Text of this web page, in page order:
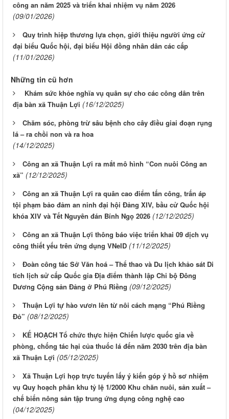
công an năm 2025 và triển khai nhiệm vụ năm 2026
(09/01/2026)
Quy trình hiệp thương lựa chọn, giới thiệu người ứng cử
đại biểu Quốc hội, đại biểu Hội đồng nhân dân các cấp
(11/01/2026)
Những tin cũ hơn
Khám sức khỏe nghĩa vụ quân sự cho các công dân trên
địa bàn xã Thuận Lợi (16/12/2025)
Chăm sóc, phòng trừ sâu bệnh cho cây điều giai đoạn rụng
lá – ra chồi non và ra hoa
(14/12/2025)
Công an xã Thuận Lợi ra mắt mô hình “Con nuôi Công an
xã” (12/12/2025)
Công an xã Thuận Lợi ra quân cao điểm tấn công, trấn áp
tội phạm bảo đảm an ninh đại hội Đảng XIV, bầu cử Quốc hội
khóa XIV và Tết Nguyên đán Bính Ngọ 2026 (12/12/2025)
Công an xã Thuận Lợi thông báo việc triển khai 09 dịch vụ
công thiết yếu trên ứng dụng VNeID (11/12/2025)
Đoàn công tác Sở Văn hoá – Thể thao và Du lịch khảo sát Di
tích lịch sử cấp Quốc gia Địa điểm thành lập Chi bộ Đông
Dương Cộng sản Đảng ở Phú Riềng (09/12/2025)
Thuận Lợi tự hào vươn lên từ nôi cách mạng “Phú Riềng
Đỏ” (08/12/2025)
KẾ HOẠCH Tổ chức thực hiện Chiến lược quốc gia về
phòng, chống tác hại của thuốc lá đến năm 2030 trên địa bàn
xã Thuận Lợi (05/12/2025)
Xã Thuận Lợi họp trực tuyến lấy ý kiến góp ý hồ sơ nhiệm
vụ Quy hoạch phân khu tỷ lệ 1/2000 Khu chăn nuôi, sản xuất –
chế biến nông sản tập trung ứng dụng công nghệ cao
(04/12/2025)